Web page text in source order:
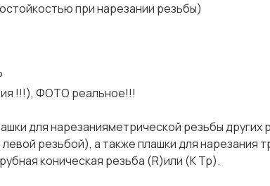
при нарезании резьбы)
!!!), ФОТО реальное!!!
для нарезанияметрической резьбы
резьбой), а также плашки для нарезания
коническая резьба (R)или (К Тр).